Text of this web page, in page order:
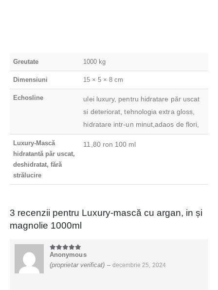
Greutate 1000 kg
Dimensiuni 15 × 5 × 8 cm
Echosline
ulei luxury, pentru hidratare păr uscat
si deteriorat, tehnologia extra gloss,
hidratare intr-un minut,adaos de flori,
Luxury-Mască
hidratantă păr uscat,
deshidratat, fără
strălucire
11,80 ron 100 ml
3 recenzii pentru Luxury-mască cu argan, in și
magnolie 1000ml
5din 5
Anonymous
(proprietar verificat) – decembrie 25, 2024